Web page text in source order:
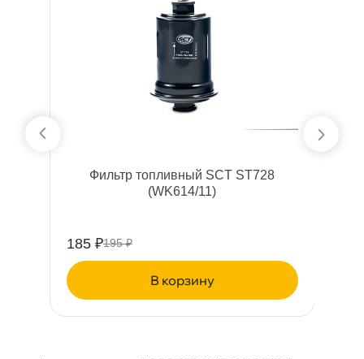
Фильтр топливный SCT ST728
(WK614/11)
185 ₽195 ₽
корзину